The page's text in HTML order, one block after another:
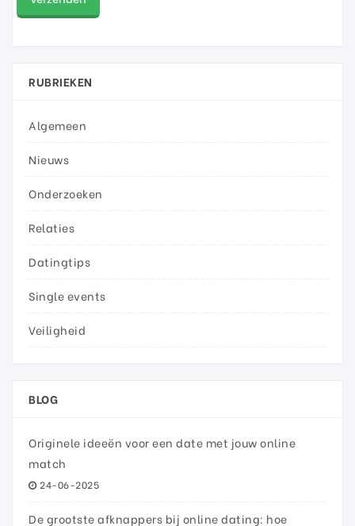
RUBRIEKEN
Algemeen
Nieuws
Onderzoeken
Relaties
Datingtips
Single events
Veiligheid
BLOG
Originele ideeën voor een date met jouw online
match
24-06-2025
De grootste afknappers bij online dating: hoe